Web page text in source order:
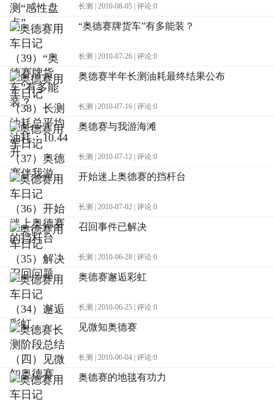
长测 | 2010-08-05 | 评论:0
“奥德赛牌货车”有多能装？
长测 | 2010-07-26 | 评论:0
奥德赛半年长测油耗最终结果公布
长测 | 2010-07-16 | 评论:0
奥德赛与我游海滩
长测 | 2010-07-12 | 评论:0
开始迷上奥德赛的挡杆台
长测 | 2010-07-02 | 评论:0
召回事件已解决
长测 | 2010-06-28 | 评论:0
奥德赛邂逅彩虹
长测 | 2010-06-25 | 评论:0
见微知奥德赛
长测 | 2010-06-04 | 评论:0
奥德赛的地毯有功力